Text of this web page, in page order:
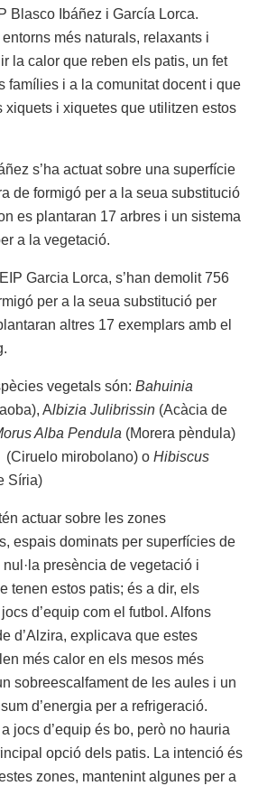
Blasco Ibáñez i García Lorca.
entorns més naturals, relaxants i
la calor que reben els patis, un fet
famílies i a la comunitat docent i que
xiquets i xiquetes que utilitzen estos
s’ha actuat sobre una superfície
de formigó per a la seua substitució
es plantaran 17 arbres i un sistema
a la vegetació.
Garcia Lorca, s’han demolit 756
per a la seua substitució per
altres 17 exemplars amb el
vegetals són:Bahuinia
Albizia Julibrissin (Acàcia de
Alba Pendula (Morera pèndula)
(Ciruelo mirobolano) oHibiscus
Síria)
actuar sobre les zones
espais dominats per superfícies de
presència de vegetació i
tenen estos patis; és a dir, els
d’equip com el futbol. Alfons
d’Alzira, explicava que estes
més calor en els mesos més
sobreescalfament de les aules i un
d’energia per a refrigeració.
jocs d’equip és bo, però no hauria
opció dels patis. La intenció és
zones, mantenint algunes per a